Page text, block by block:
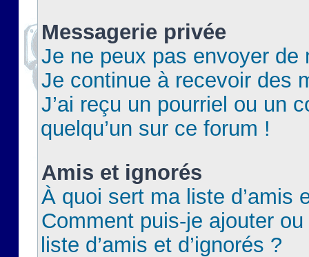
Messagerie privée
Je ne peux pas envoyer de
Je continue à recevoir des
J’ai reçu un pourriel ou un
quelqu’un sur ce forum !
Amis et ignorés
À quoi sert ma liste d’amis
Comment puis-je ajouter
liste d’amis et d’ignorés ?